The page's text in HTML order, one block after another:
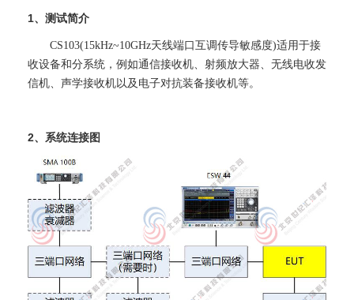
1、测试简介
CS103(15kHz~10GHz天线端口互调传导敏感度)适用于接
收设备和分系统，例如通信接收机、射频放大器、无线电收发
信机、声学接收机以及电子对抗装备接收机等。
2、系统连接图